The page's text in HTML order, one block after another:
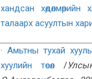
хандсан
талаарх асуултын
· Амьтны тухай
хуулийн төсөл /